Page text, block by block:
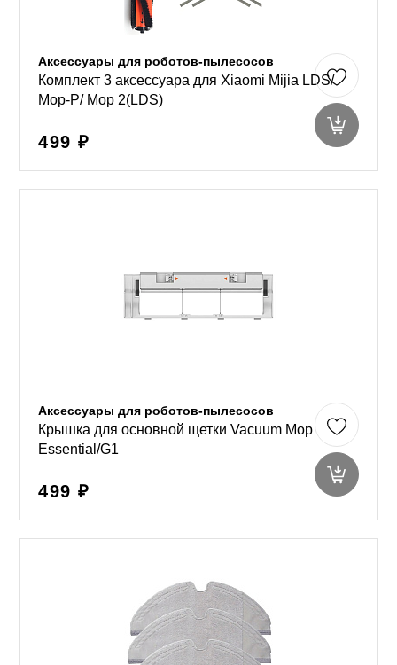
Аксессуары для роботов-пылесосов
Комплект 3 аксессуара для Xiaomi Mijia LDS/
Mop-P/ Mop 2(LDS)
499 ₽
Аксессуары для роботов-пылесосов
Крышка для основной щетки Vacuum Mop
Essential/G1
499 ₽